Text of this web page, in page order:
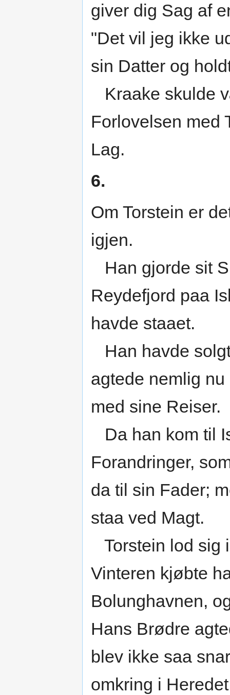
giver dig Sag af
"Det vil jeg ikke
sin Datter og
Kraake skulde
Forlovelsen med
Lag.
6.
Om Torstein er
igjen.
Han gjorde sit
Reydefjord paa
havde staaet.
Han havde
agtede nemlig
med sine Reiser.
Da han kom til
Forandringer,
da til sin Fader;
staa ved Magt.
Torstein lod sig
Vinteren kjøbte
Bolunghavnen,
Hans Brødre
blev ikke saa
omkring i